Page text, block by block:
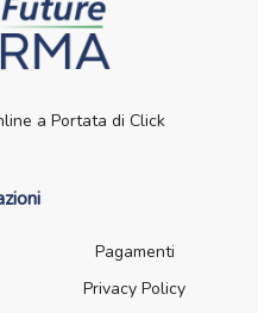
a Portata di Click
Pagamenti
Privacy Policy